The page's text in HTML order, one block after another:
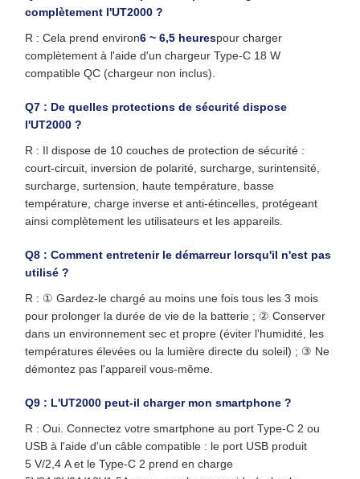
complètement l'UT2000 ?
R : Cela prend environ6 ~ 6,5 heurespour charger
complètement à l'aide d'un chargeur Type-C 18 W
compatible QC (chargeur non inclus).
Q7 : De quelles protections de sécurité dispose
l'UT2000 ?
R : Il dispose de 10 couches de protection de sécurité :
court-circuit, inversion de polarité, surcharge, surintensité,
surcharge, surtension, haute température, basse
température, charge inverse et anti-étincelles, protégeant
ainsi complètement les utilisateurs et les appareils.
Q8 : Comment entretenir le démarreur lorsqu'il n'est pas
utilisé ?
R : ① Gardez-le chargé au moins une fois tous les 3 mois
pour prolonger la durée de vie de la batterie ; ② Conserver
dans un environnement sec et propre (éviter l'humidité, les
températures élevées ou la lumière directe du soleil) ; ③ Ne
démontez pas l'appareil vous-même.
Q9 : L'UT2000 peut-il charger mon smartphone ?
R : Oui. Connectez votre smartphone au port Type-C 2 ou
USB à l'aide d'un câble compatible : le port USB produit
5 V/2,4 A et le Type-C 2 prend en charge